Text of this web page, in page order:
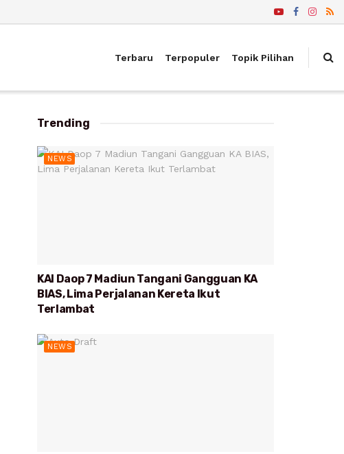
Terbaru Terpopuler Topik Pilihan
Trending
NEWS
KAI Daop 7 Madiun Tangani Gangguan KA
BIAS, Lima Perjalanan Kereta Ikut
Terlambat
NEWS